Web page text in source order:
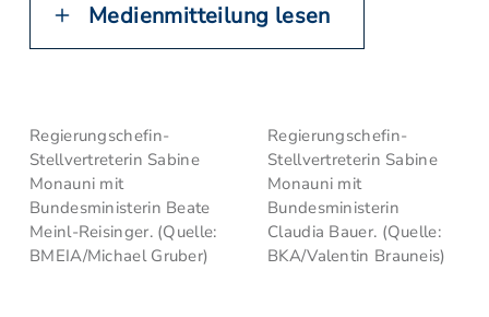
Medienmitteilung lesen
Regierungschefin-
Stellvertreterin Sabine
Monauni mit
Bundesministerin Beate
Meinl-Reisinger. (Quelle:
BMEIA/Michael Gruber)
Regierungschefin-
Stellvertreterin Sabine
Monauni mit
Bundesministerin
Claudia Bauer. (Quelle:
BKA/Valentin Brauneis)